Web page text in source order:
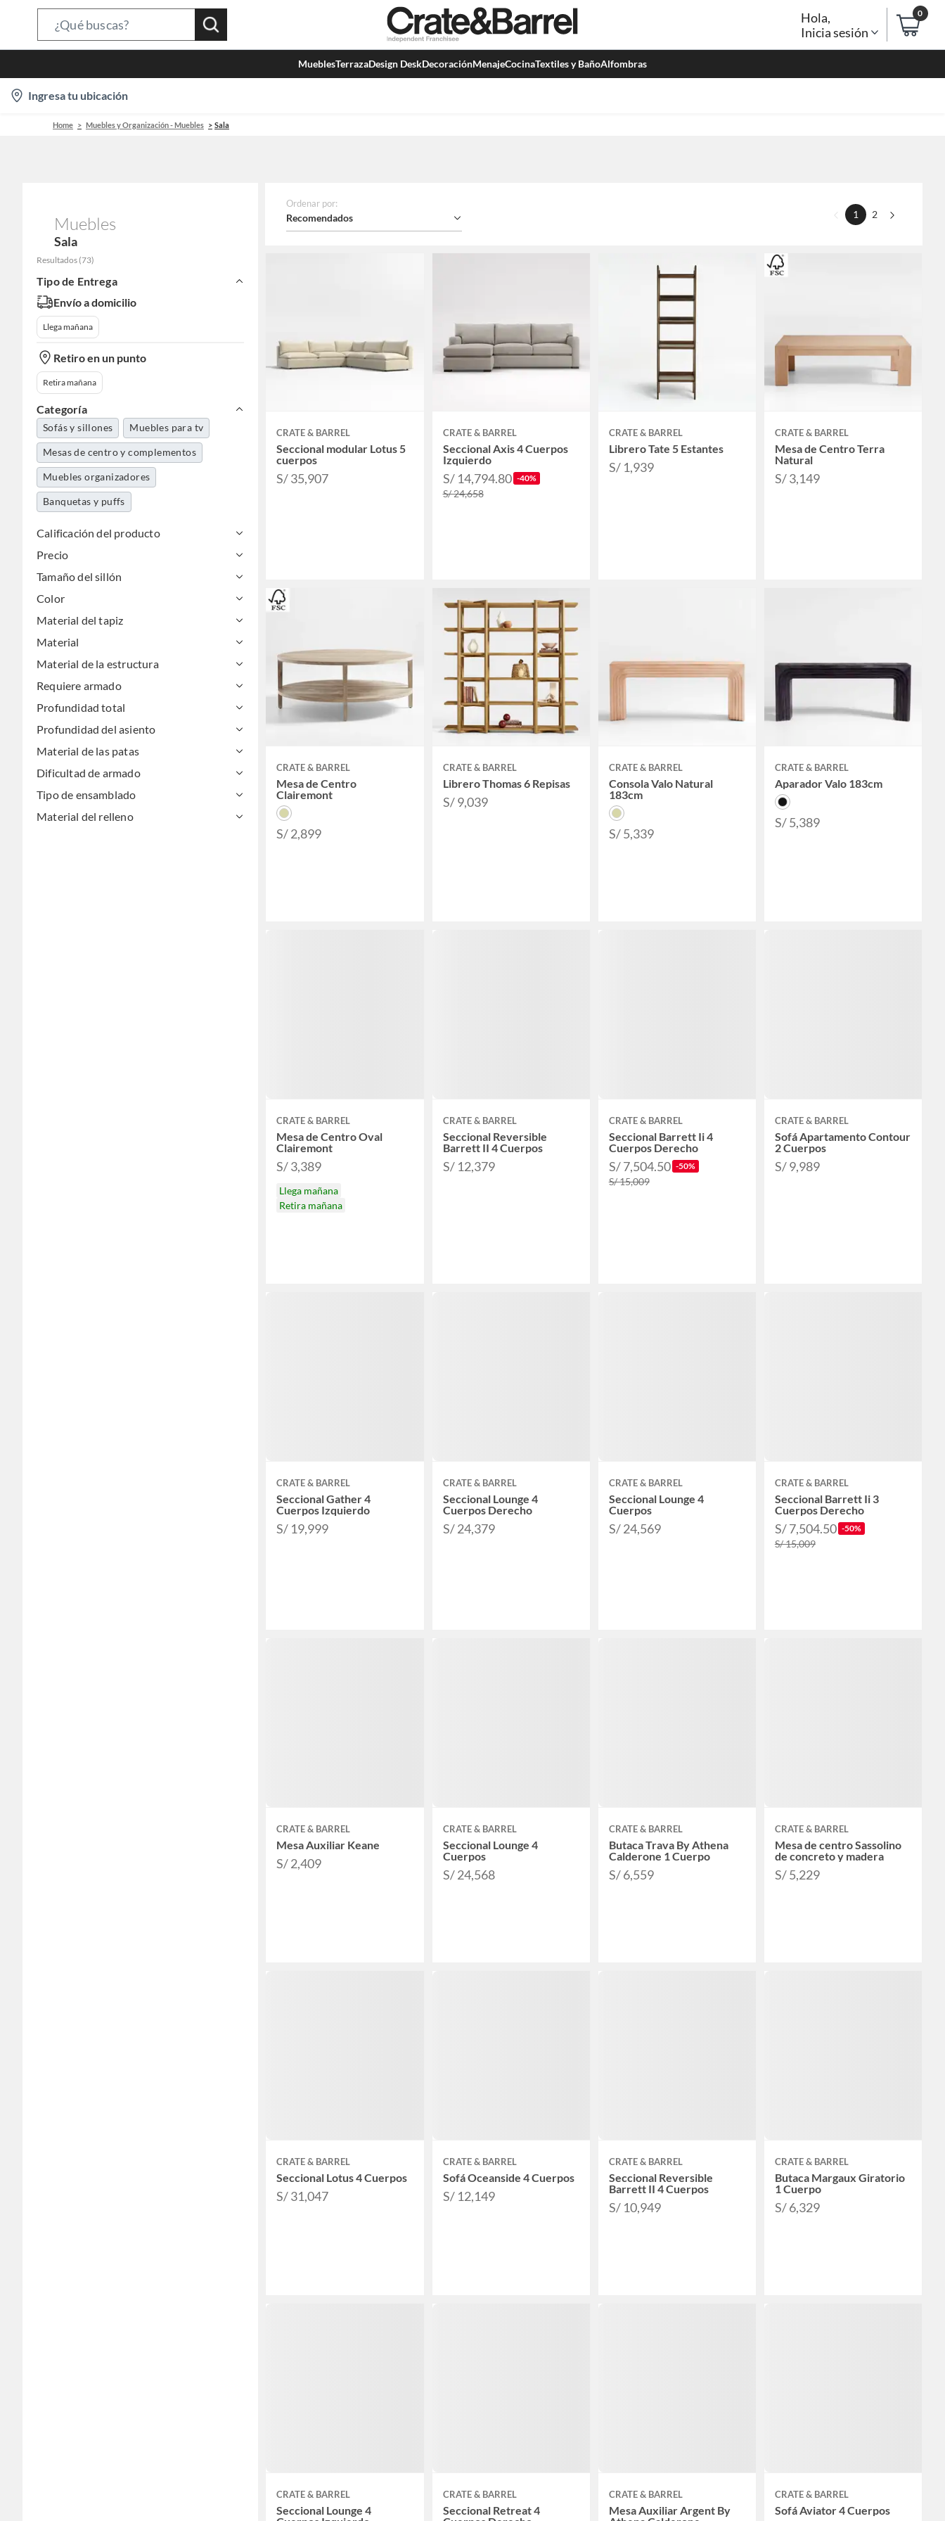
Bar
Hola,
Inicia sesión
0
MueblesTerrazaDesign DeskDecoraciónMenajeCocinaTextiles y BañoAlfombras
location-
icon
Ingresa tu ubicación
Home Muebles y Organización - Muebles Sala
Muebles
Sala
Resultados (73)
Tipo de Entrega
Envío a domicilio
Llega mañana
Retiro en un punto
Retira mañana
Categoría
Sofás y sillones Muebles para tv
Mesas de centro y complementos
Muebles organizadores
Banquetas y puffs
Calificación del producto
Precio
Tamaño del sillón
Color
Material del tapiz
Material
Material de la estructura
Requiere armado
Profundidad total
Profundidad del asiento
Material de las patas
Dificultad de armado
Tipo de ensamblado
Material del relleno
Ordenar por:
Recomendados 1 2
CRATE & BARREL
Seccional modular Lotus 5
cuerpos
S/ 35,907
CRATE & BARREL
Seccional Axis 4 Cuerpos
Izquierdo
S/ 14,794.80 -40%
S/ 24,658
CRATE & BARREL
Librero Tate 5 Estantes
S/ 1,939
CRATE & BARREL
Mesa de Centro Terra
Natural
S/ 3,149
CRATE & BARREL
Mesa de Centro
Clairemont
S/ 2,899
CRATE & BARREL
Librero Thomas 6 Repisas
S/ 9,039
CRATE & BARREL
Consola Valo Natural
183cm
S/ 5,339
CRATE & BARREL
Aparador Valo 183cm
S/ 5,389
CRATE & BARREL
Mesa de Centro Oval
Clairemont
S/ 3,389
Llega mañana
Retira mañana
CRATE & BARREL
Seccional Reversible
Barrett II 4 Cuerpos
S/ 12,379
CRATE & BARREL
Seccional Barrett Ii 4
Cuerpos Derecho
S/ 7,504.50 -50%
S/ 15,009
CRATE & BARREL
Sofá Apartamento Contour
2 Cuerpos
S/ 9,989
CRATE & BARREL
Seccional Gather 4
Cuerpos Izquierdo
S/ 19,999
CRATE & BARREL
Seccional Lounge 4
Cuerpos Derecho
S/ 24,379
CRATE & BARREL
Seccional Lounge 4
Cuerpos
S/ 24,569
CRATE & BARREL
Seccional Barrett Ii 3
Cuerpos Derecho
S/ 7,504.50 -50%
S/ 15,009
CRATE & BARREL
Mesa Auxiliar Keane
S/ 2,409
CRATE & BARREL
Seccional Lounge 4
Cuerpos
S/ 24,568
CRATE & BARREL
Butaca Trava By Athena
Calderone 1 Cuerpo
S/ 6,559
CRATE & BARREL
Mesa de centro Sassolino
de concreto y madera
S/ 5,229
CRATE & BARREL
Seccional Lotus 4 Cuerpos
S/ 31,047
CRATE & BARREL
Sofá Oceanside 4 Cuerpos
S/ 12,149
CRATE & BARREL
Seccional Reversible
Barrett II 4 Cuerpos
S/ 10,949
CRATE & BARREL
Butaca Margaux Giratorio
1 Cuerpo
S/ 6,329
CRATE & BARREL
Seccional Lounge 4
CRATE & BARREL
Seccional Retreat 4
CRATE & BARREL
Mesa Auxiliar Argent By
CRATE & BARREL
Sofá Aviator 4 Cuerpos